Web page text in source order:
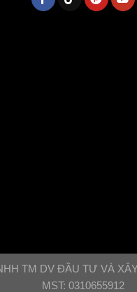
TM DV ĐẦU TƯ VÀ
MST: 0310655912